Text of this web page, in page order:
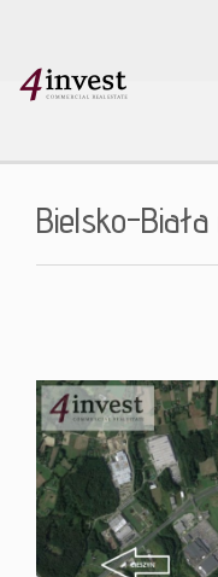
Bielsko-Biała